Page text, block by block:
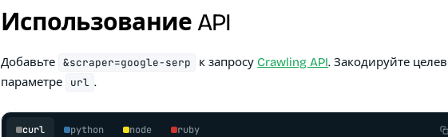
Использование API
Добавьте &scraper=google-serp к запросу Crawling API. Закодируйте
параметре
url .
curl python node ruby